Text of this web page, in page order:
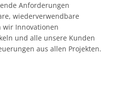
Anforderungen
wiederverwendbare
wir Innovationen
und alle unsere Kunden
aus allen Projekten.